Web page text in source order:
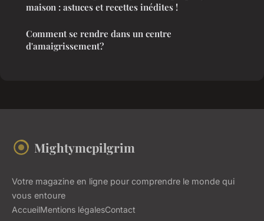
maison : astuces et recettes inédites !
Comment se rendre dans un centre
d'amaigrissement?
Mightymcpilgrim
Votre magazine en ligne pour comprendre le monde qui
vous entoure
AccueilMentions légalesContact